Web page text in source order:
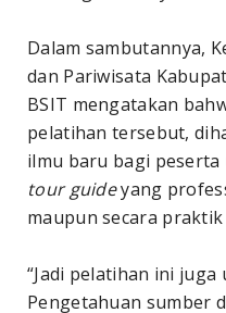
Dalam sambutannya,
dan Pariwisata
BSIT mengatakan
pelatihan tersebut,
ilmu baru bagi
tour guideyang
maupun secara
“Jadi pelatihan ini
Pengetahuan sumber